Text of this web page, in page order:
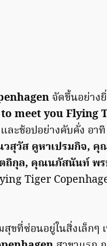
จัดขึ้นอย่าง
meet you Flying
ะช้อปอย่างคับคั่ง อาทิ
วัส คูหาเปรมกิจ, คุ
กุล, คุณนภัสนันท์ พ
Tiger
สุขที่ซ่อนอยู่ในสิ่งเล็ก